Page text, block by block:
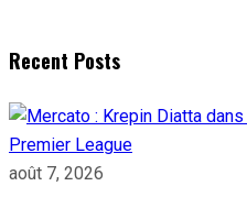
Recent Posts
Premier League
août 7, 2026